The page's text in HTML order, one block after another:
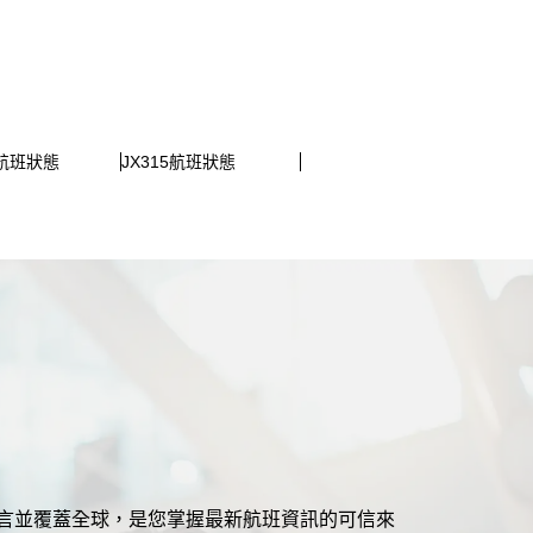
班狀態
JX315航班狀態
覆蓋全球，是您掌握最新航班資訊的可信來